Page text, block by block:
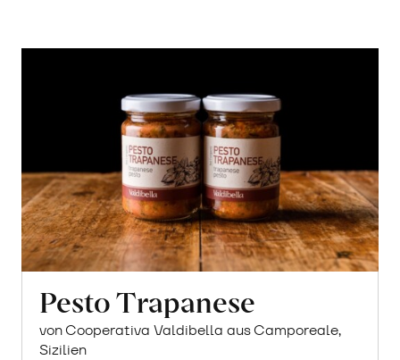
Pesto Trapanese
von Cooperativa Valdibella aus Camporeale,
Sizilien